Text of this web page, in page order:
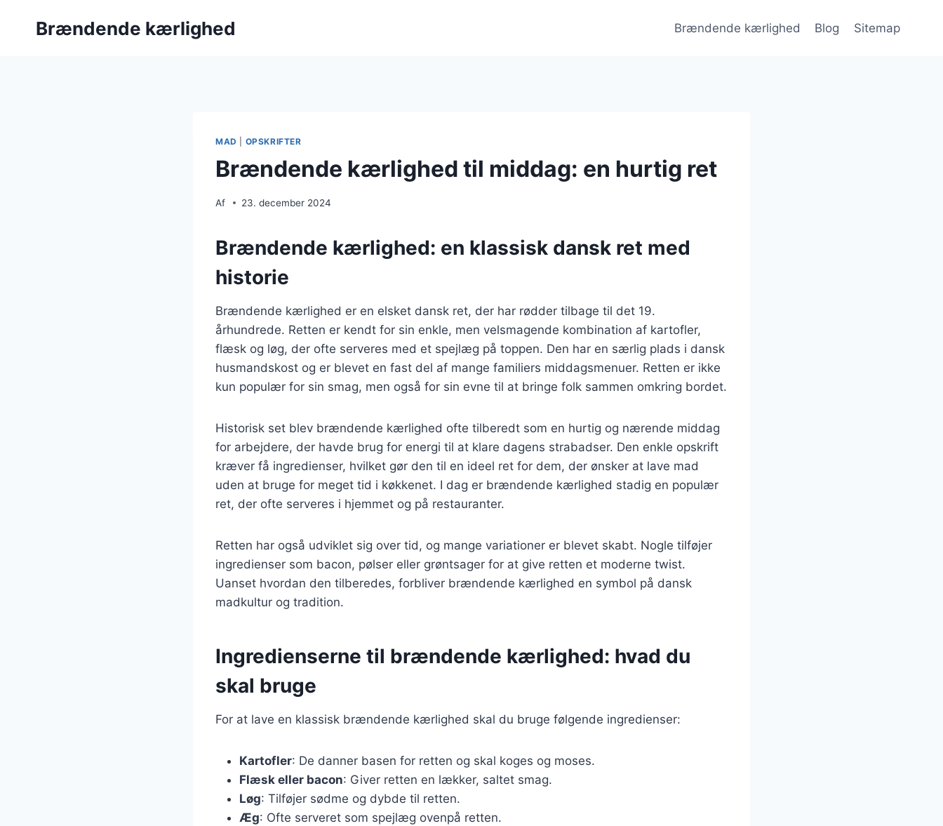
Brændende kærlighed Brændende kærlighed Blog Sitemap
MAD OPSKRIFTER
Brændende kærlighed til middag: en hurtig ret
Af 23. december 2024
Brændende kærlighed: en klassisk dansk ret med
historie
Brændende kærlighed er en elsket dansk ret, der har rødder tilbage til det 19.
århundrede. Retten er kendt for sin enkle, men velsmagende kombination af kartofler,
flæsk og løg, der ofte serveres med et spejlæg på toppen. Den har en særlig plads i dansk
husmandskost og er blevet en fast del af mange familiers middagsmenuer. Retten er ikke
kun populær for sin smag, men også for sin evne til at bringe folk sammen omkring bordet.
Historisk set blev brændende kærlighed ofte tilberedt som en hurtig og nærende middag
for arbejdere, der havde brug for energi til at klare dagens strabadser. Den enkle opskrift
kræver få ingredienser, hvilket gør den til en ideel ret for dem, der ønsker at lave mad
uden at bruge for meget tid i køkkenet. I dag er brændende kærlighed stadig en populær
ret, der ofte serveres i hjemmet og på restauranter.
Retten har også udviklet sig over tid, og mange variationer er blevet skabt. Nogle tilføjer
ingredienser som bacon, pølser eller grøntsager for at give retten et moderne twist.
Uanset hvordan den tilberedes, forbliver brændende kærlighed en symbol på dansk
madkultur og tradition.
Ingredienserne til brændende kærlighed: hvad du
skal bruge
For at lave en klassisk brændende kærlighed skal du bruge følgende ingredienser:
Kartofler: De danner basen for retten og skal koges og moses.
Flæsk eller bacon: Giver retten en lækker, saltet smag.
Løg: Tilføjer sødme og dybde til retten.
Æg: Ofte serveret som spejlæg ovenpå retten.